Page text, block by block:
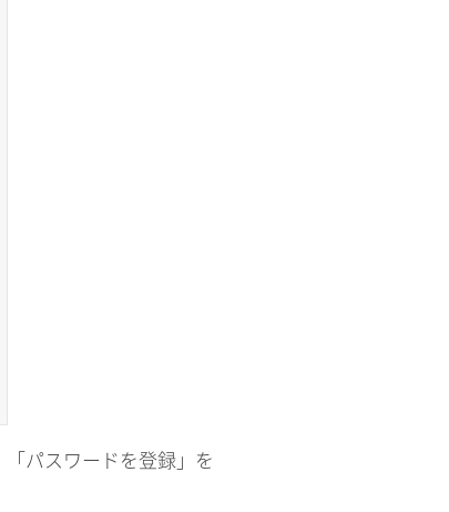
パスワードを登録」を